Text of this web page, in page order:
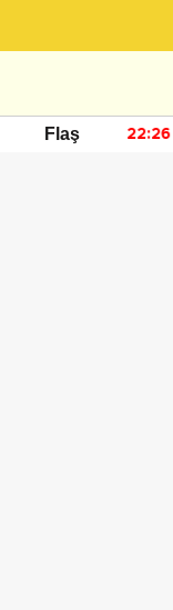
Flaş
Artışı 22:24